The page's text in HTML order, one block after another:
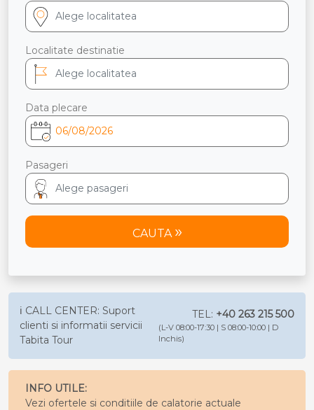
Localitate destinatie
Data plecare
Pasageri
CAUTA
ℹ️ CALL CENTER: Suport
clienti si informatii servicii
Tabita Tour
TEL: +40 263 215 500
(L-V 08:00-17:30 | S 08:00-10:00 | D
Inchis)
INFO UTILE:
Vezi ofertele si conditiile de calatorie actuale